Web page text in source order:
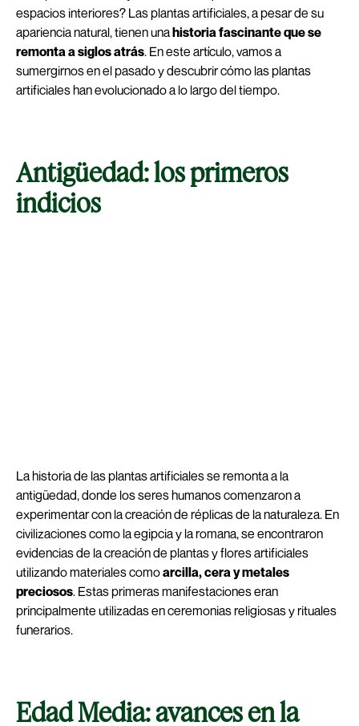
espacios interiores? Las plantas artificiales, a pesar de su
apariencia natural, tienen unahistoria fascinante que se
remonta a siglos atrás. En este artículo, vamos a
sumergirnos en el pasado y descubrir cómo las plantas
artificiales han evolucionado a lo largo del tiempo.
Antigüedad: los primeros
indicios
La historia de las plantas artificiales se remonta a la
antigüedad, donde los seres humanos comenzaron a
experimentar con la creación de réplicas de la naturaleza. En
civilizaciones como la egipcia y la romana, se encontraron
evidencias de la creación de plantas y flores artificiales
utilizando materiales comoarcilla, cera y metales
preciosos. Estas primeras manifestaciones eran
principalmente utilizadas en ceremonias religiosas y rituales
funerarios.
Edad Media: avances en la